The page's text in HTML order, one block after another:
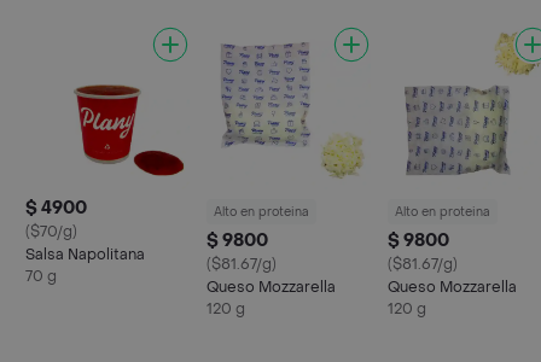
$ 4900
($70/g)
Salsa Napolitana
70 g
Alto en proteina
$ 9800
($81.67/g)
Queso Mozzarella
120 g
Alto en proteina
$ 9800
($81.67/g)
Queso Mozzarella
120 g